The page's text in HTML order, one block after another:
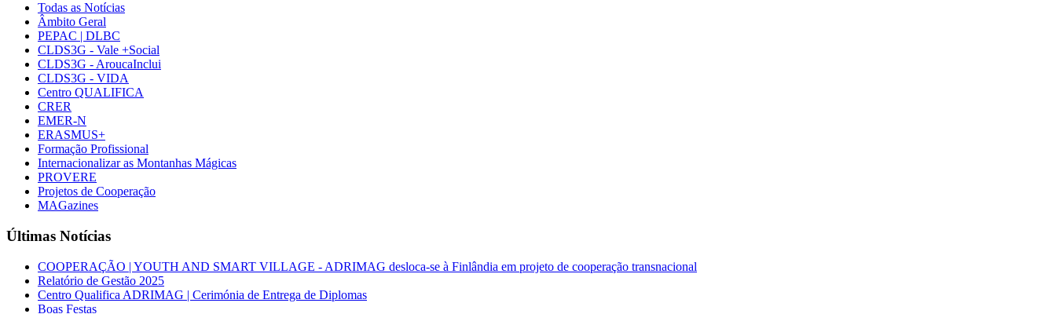
Todas as Notícias
Âmbito Geral
PEPAC | DLBC
CLDS3G - Vale +Social
CLDS3G - AroucaInclui
CLDS3G - VIDA
Centro QUALIFICA
CRER
EMER-N
ERASMUS+
Formação Profissional
Internacionalizar as Montanhas Mágicas
PROVERE
Projetos de Cooperação
MAGazines
Últimas Notícias
COOPERAÇÃO | YOUTH AND SMART VILLAGE - ADRIMAG desloca-se à Finlândia em projeto de cooperação transnacional
Relatório de Gestão 2025
Centro Qualifica ADRIMAG | Cerimónia de Entrega de Diplomas
Boas Festas